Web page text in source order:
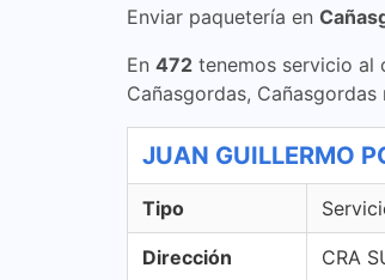
Enviar paquetería en
En 472 tenemos servicio al
Cañasgordas, Cañasgordas
JUAN GUILLERMO
Tipo
Dirección CRA